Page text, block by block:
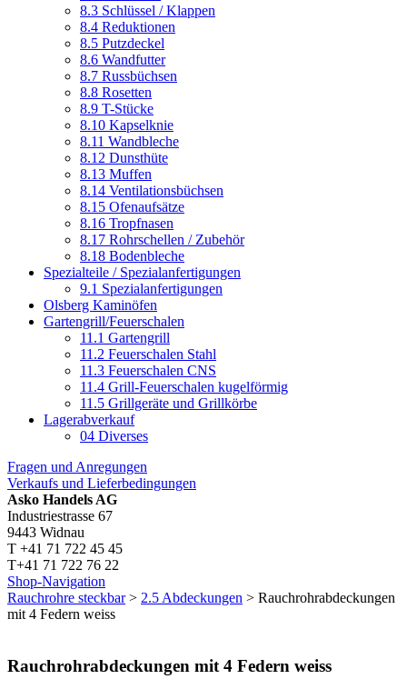
8.3 Schlüssel / Klappen
8.4 Reduktionen
8.5 Putzdeckel
8.6 Wandfutter
8.7 Russbüchsen
8.8 Rosetten
8.9 T-Stücke
8.10 Kapselknie
8.11 Wandbleche
8.12 Dunsthüte
8.13 Muffen
8.14 Ventilationsbüchsen
8.15 Ofenaufsätze
8.16 Tropfnasen
8.17 Rohrschellen / Zubehör
8.18 Bodenbleche
Spezialteile / Spezialanfertigungen
9.1 Spezialanfertigungen
Olsberg Kaminöfen
Gartengrill/Feuerschalen
11.1 Gartengrill
11.2 Feuerschalen Stahl
11.3 Feuerschalen CNS
11.4 Grill-Feuerschalen kugelförmig
11.5 Grillgeräte und Grillkörbe
Lagerabverkauf
04 Diverses
Fragen und Anregungen
Verkaufs und Lieferbedingungen
Asko Handels AG
Industriestrasse 67
9443 Widnau
T +41 71 722 45 45
T+41 71 722 76 22
Shop-Navigation
Rauchrohre steckbar> 2.5 Abdeckungen > Rauchrohrabdeckungen
mit 4 Federn weiss
Rauchrohrabdeckungen mit 4 Federn weiss